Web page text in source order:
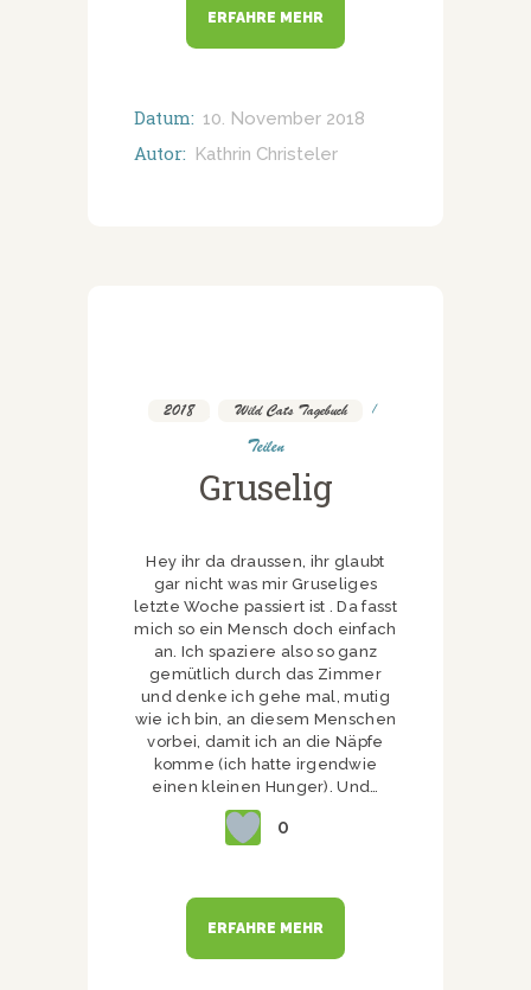
ERFAHRE MEHR
Datum: 10. November 2018
Autor: Kathrin Christeler
2018 Wild Cats Tagebuch
Teilen
Gruselig
Hey ihr da draussen, ihr glaubt
gar nicht was mir Gruseliges
letzte Woche passiert ist . Da fasst
mich so ein Mensch doch einfach
an. Ich spaziere also so ganz
gemütlich durch das Zimmer
und denke ich gehe mal, mutig
wie ich bin, an diesem Menschen
vorbei, damit ich an die Näpfe
komme (ich hatte irgendwie
einen kleinen Hunger). Und…
0
ERFAHRE MEHR